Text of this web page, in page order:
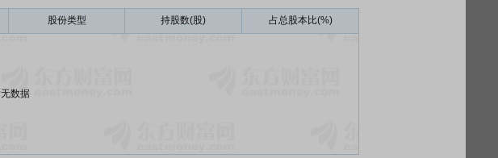
股份类型 持股数(股) 占总股本比(%)
数据